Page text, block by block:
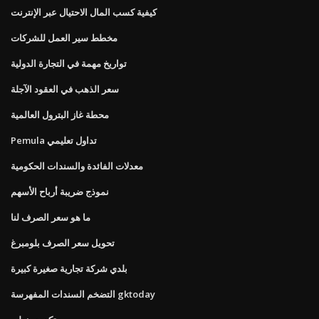
كيفية كسب المال الاحتيال عبر الإنترنت
مخطط سير العمل للشركات
تواريخ مهمة في التجارة الدولية
سعر الذهب في العقود الآجلة
محطة غاز البترول العالمية
Pemula تداول تعليمي
معدلات الفائدة والسندات الحكومية
نموذج ضريبة أرباح الأسهم
ما هو سعر الصرف لنا
تحويل سعر الصرف بلومبرغ
بلدي شركة تجارية صغيرة كبيرة
التضخم السندات المفهرسة gktoday